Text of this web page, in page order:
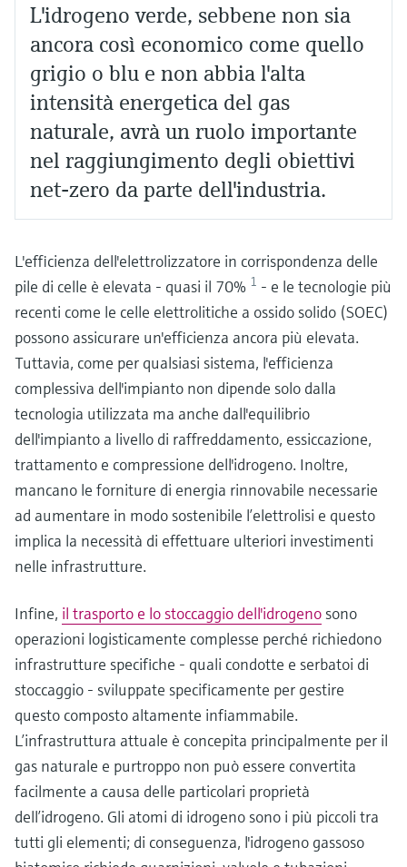
L'idrogeno verde, sebbene non sia
ancora così economico come quello
grigio o blu e non abbia l'alta
intensità energetica del gas
naturale, avrà un ruolo importante
nel raggiungimento degli obiettivi
net-zero da parte dell'industria.
L'efficienza dell'elettrolizzatore in corrispondenza delle
pile di celle è elevata - quasi il 70% 1 - e le tecnologie più
recenti come le celle elettrolitiche a ossido solido (SOEC)
possono assicurare un'efficienza ancora più elevata.
Tuttavia, come per qualsiasi sistema, l'efficienza
complessiva dell'impianto non dipende solo dalla
tecnologia utilizzata ma anche dall'equilibrio
dell'impianto a livello di raffreddamento, essiccazione,
trattamento e compressione dell'idrogeno. Inoltre,
mancano le forniture di energia rinnovabile necessarie
ad aumentare in modo sostenibile l’elettrolisi e questo
implica la necessità di effettuare ulteriori investimenti
nelle infrastrutture.
Infine, il trasporto e lo stoccaggio dell'idrogenosono
operazioni logisticamente complesse perché richiedono
infrastrutture specifiche - quali condotte e serbatoi di
stoccaggio - sviluppate specificamente per gestire
questo composto altamente infiammabile.
L’infrastruttura attuale è concepita principalmente per il
gas naturale e purtroppo non può essere convertita
facilmente a causa delle particolari proprietà
dell’idrogeno. Gli atomi di idrogeno sono i più piccoli tra
tutti gli elementi; di conseguenza, l'idrogeno gassoso